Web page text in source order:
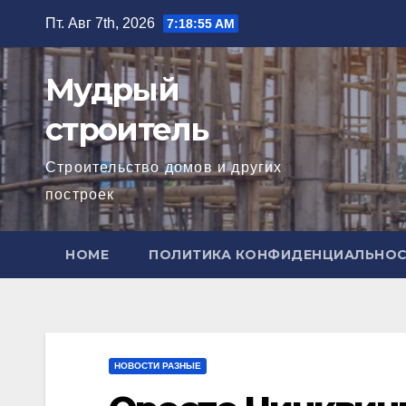
содержимому
Пт. Авг 7th, 2026 7:18:57 AM
Мудрый
строитель
Строительство домов и других
построек
HOME ПОЛИТИКА
НОВОСТИ РАЗНЫЕ